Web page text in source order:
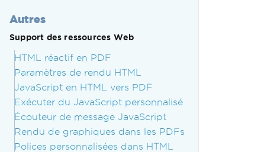
Autres
Support des ressources Web
HTML réactif en PDF
Paramètres de rendu HTML
JavaScript en HTML vers PDF
Exécuter du JavaScript personnalisé
Écouteur de message JavaScript
Rendu de graphiques dans les PDFs
Polices personnalisées dans HTML